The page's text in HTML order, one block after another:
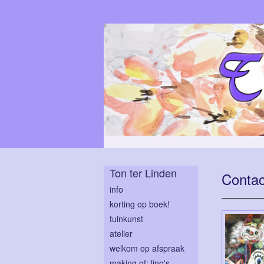
Ton ter Linden
info
korting op boek!
tuinkunst
atelier
welkom op afspraak